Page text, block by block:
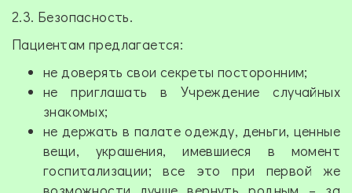
2.3. Безопасность.
Пациентам предлагается:
не доверять свои секреты посторонним;
не приглашать в Учреждение случайных
знакомых;
не держать в палате одежду, деньги, ценные
вещи, украшения, имевшиеся в момент
госпитализации; все это при первой же